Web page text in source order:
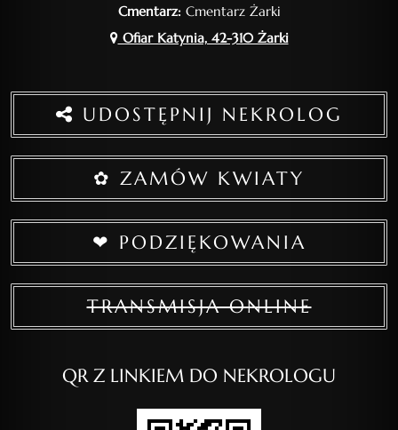
Cmentarz:Cmentarz Żarki
Ofiar Katynia, 42-310 Żarki
UDOSTĘPNIJ NEKROLOG
✿ ZAMÓW KWIATY
❤ PODZIĘKOWANIA
TRANSMISJA ONLINE
QR Z LINKIEM DO NEKROLOGU